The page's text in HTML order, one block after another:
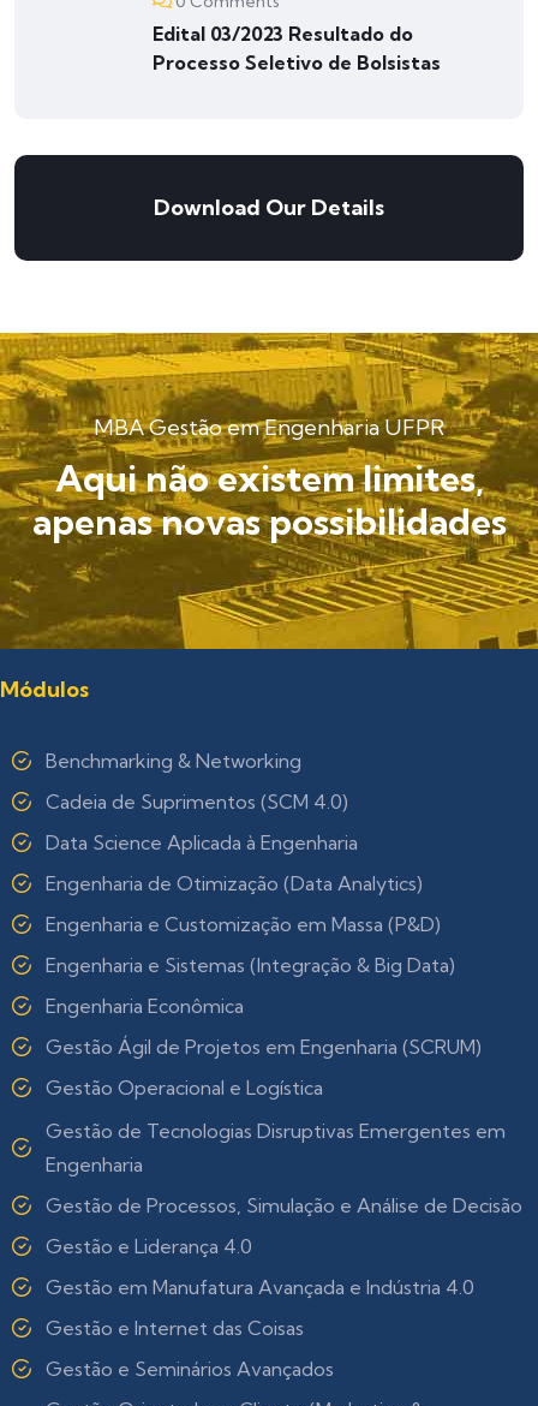
Edital 03/2023 Resultado do
Processo Seletivo de Bolsistas
Download Our Details
MBA Gestão em Engenharia UFPR
Aqui não existem limites,
apenas novas possibilidades
Módulos
Benchmarking & Networking
Cadeia de Suprimentos (SCM 4.0)
Data Science Aplicada à Engenharia
Engenharia de Otimização (Data Analytics)
Engenharia e Customização em Massa (P&D)
Engenharia e Sistemas (Integração & Big Data)
Engenharia Econômica
Gestão Ágil de Projetos em Engenharia (SCRUM)
Gestão Operacional e Logística
Gestão de Tecnologias Disruptivas Emergentes em
Engenharia
Gestão de Processos, Simulação e Análise de Decisão
Gestão e Liderança 4.0
Gestão em Manufatura Avançada e Indústria 4.0
Gestão e Internet das Coisas
Gestão e Seminários Avançados